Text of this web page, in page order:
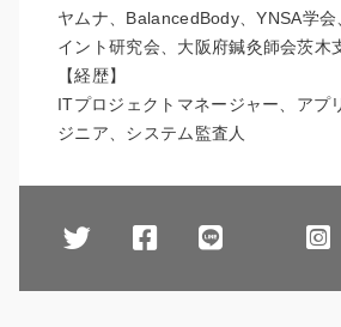
ヤムナ、BalancedBody、YNSA学
イント研究会、大阪府鍼灸師会茨木
【経歴】
ITプロジェクトマネージャー、アプ
ジニア、システム監査人